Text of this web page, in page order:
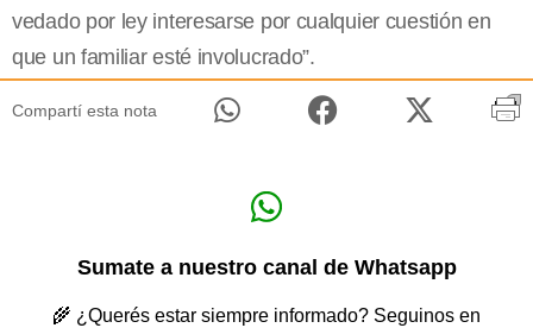
vedado por ley interesarse por cualquier cuestión en
que un familiar esté involucrado”.
Compartí esta nota
Sumate a nuestro canal de Whatsapp
🌾 ¿Querés estar siempre informado? Seguinos en